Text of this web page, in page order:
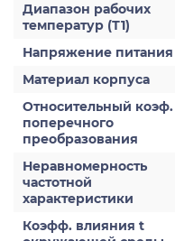
Диапазон рабочих
температур (Т1)
Напряжение питания
Материал корпуса
Относительный коэф.
поперечного
преобразования
Неравномерность
частотной
характеристики
Коэфф. влияния t